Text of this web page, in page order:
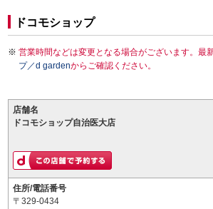
ドコモショップ
営業時間などは変更となる場合がございます。最
プ／d gardenからご確認ください。
店舗名
ドコモショップ自治医大店
住所/電話番号
〒329-0434